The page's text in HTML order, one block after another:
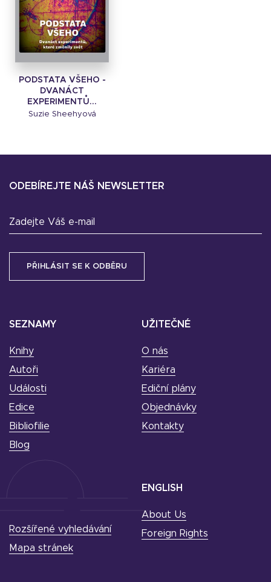
PODSTATA VŠEHO -
DVANÁCT
EXPERIMENTŮ...
Suzie Sheehyová
SEZNAMY
Knihy
Autoři
Události
Edice
Bibliofilie
Blog
UŽITEČNÉ
O nás
Kariéra
Ediční plány
Objednávky
Kontakty
ODEBÍREJTE NÁŠ NEWSLETTER
Zadejte Váš e-mail
ENGLISH
About Us
Foreign Rights
Rozšířené vyhledávání
Mapa stránek